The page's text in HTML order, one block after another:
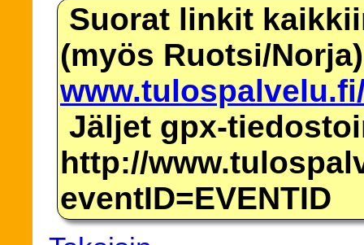
Suorat linkit
(myös Ruotsi/Norja)
Jäljet gpx-
http://
eventID=EVENTID